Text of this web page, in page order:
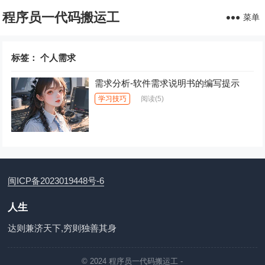
程序员一代码搬运工 菜单
标签：个人需求
需求分析-软件需求说明书的编写提示
学习技巧 阅读(5)
闽ICP备2023019448号-6
人生
达则兼济天下,穷则独善其身
© 2024程序员一代码搬运工 -